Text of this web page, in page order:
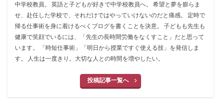
中学校教員。 英語と子どもが好きで中学校教員へ。 希望と夢を膨らま
せ、赴任した学校で、それだけではやっていけないのだと痛感。 定時で
帰る仕事術を身に着けるべくブログを書くことを決意。 子どもも先生も
健康で笑顔でいるには、「先生の長時間労働をなくすこと」だと思って
います。 「時短仕事術」「明日から授業ですぐ使える技」を発信しま
す。 人生は一度きり。大切な人との時間を増やしたい。
投稿記事一覧へ